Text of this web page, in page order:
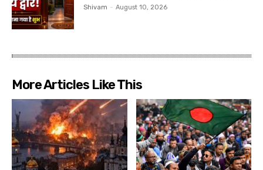
Shivam - August 10, 2026
More Articles Like This